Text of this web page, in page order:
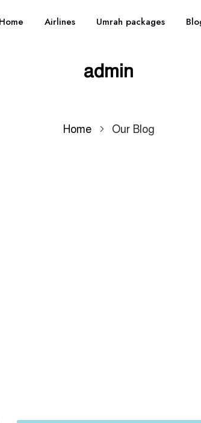
Home Airlines Umrah packages
admin
Home Our Blog